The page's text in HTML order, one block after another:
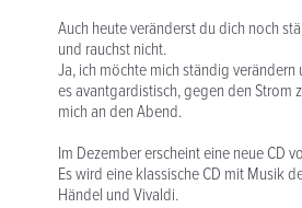
Auch heute veränderst du dich noch
und rauchst nicht.
Ja, ich möchte mich ständig
es avantgardistisch, gegen den Strom
mich an den Abend.
Im Dezember erscheint eine neue CD
Es wird eine klassische CD mit Musik
Händel und Vivaldi.